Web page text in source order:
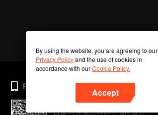
By using the website, you are agreeing to our
Privacy Policyand the use of cookies in
accordance with ourCookie Policy.
Accept
Phone
앱을 다운로드하려면 QR 코드